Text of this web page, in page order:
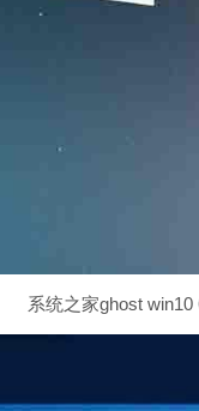
系统之家ghost